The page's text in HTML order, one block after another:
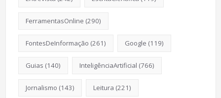
FerramentasOnline (290)
FontesDeInformação (261) Google (119)
Guias (140) InteligênciaArtificial (766)
Jornalismo (143) Leitura (221)